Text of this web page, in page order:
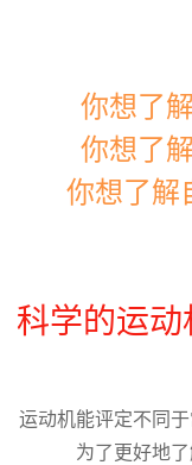
你想了
你想了
你想了解
科学的运
运动机能评定不同
为了更好地